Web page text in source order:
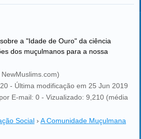
a "Idade de Ouro" da ciência
dos muçulmanos para a nossa
- Última modificação em 25 Jun 2019
E-mail: 0 - Vizualizado: 9,210 (média
Social › A Comunidade Muçulmana